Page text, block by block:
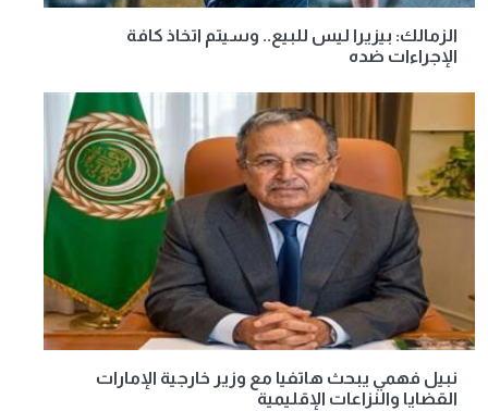
الزمالك: بيزيرا ليس للبيع.. وسيتم اتخاذ كافة
الإجراءات ضده
نبيل فهمي يبحث هاتفيا مع وزير خارجية الإمارات
القضايا والنزاعات الإقليمية